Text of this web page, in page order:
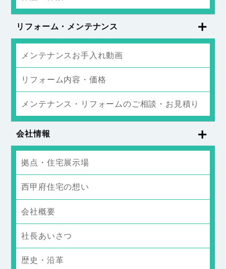
リフォーム・メンテナンス
メンテナンスお手入れ動画
リフォーム内容・価格
メンテナンス・リフォームのご相談・お見積り
会社情報
拠点・住宅展示場
西甲府住宅の想い
会社概要
社長あいさつ
歴史・沿革